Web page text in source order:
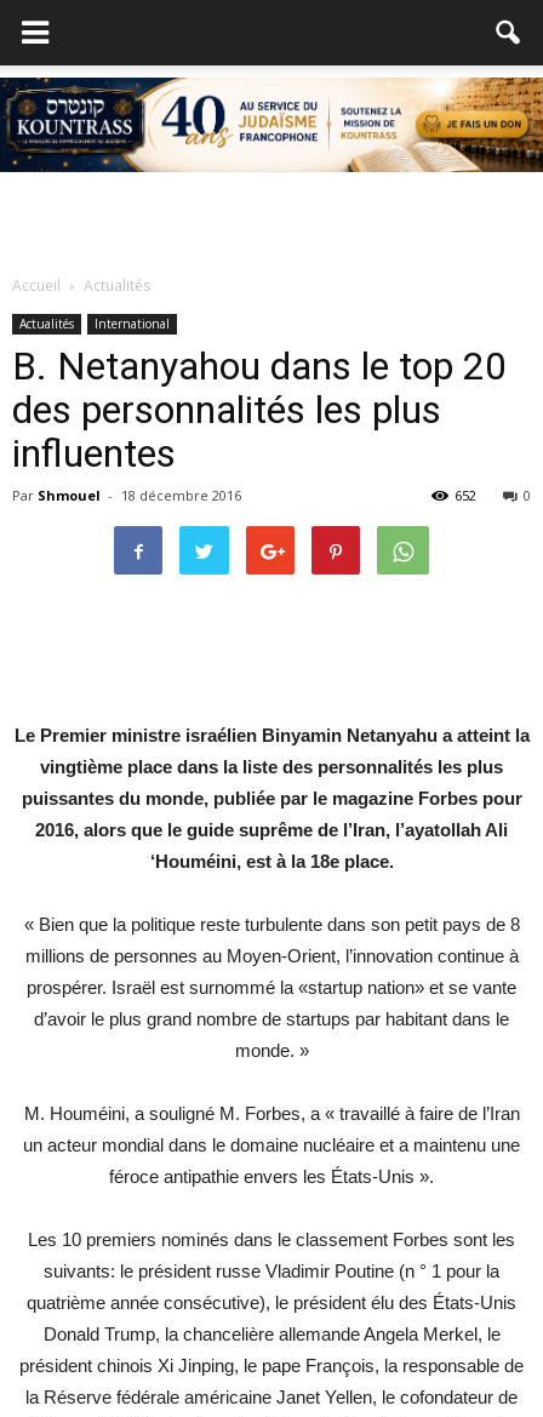
Accueil Actualités
Actualités International
B. Netanyahou dans le top 20
des personnalités les plus
influentes
Par Shmouel - 18 décembre 2016 0
652
Le Premier ministre israélien Binyamin Netanyahu a atteint la
vingtième place dans la liste des personnalités les plus
puissantes du monde, publiée par le magazine Forbes pour
2016, alors que le guide suprême de l’Iran, l’ayatollah Ali
‘Houméini, est à la 18e place.
« Bien que la politique reste turbulente dans son petit pays de 8
millions de personnes au Moyen-Orient, l’innovation continue à
prospérer. Israël est surnommé la «startup nation» et se vante
d’avoir le plus grand nombre de startups par habitant dans le
monde. »
M. Houméini, a souligné M. Forbes, a « travaillé à faire de l’Iran
un acteur mondial dans le domaine nucléaire et a maintenu une
féroce antipathie envers les États-Unis ».
Les 10 premiers nominés dans le classement Forbes sont les
suivants: le président russe Vladimir Poutine (n ° 1 pour la
quatrième année consécutive), le président élu des États-Unis
Donald Trump, la chancelière allemande Angela Merkel, le
président chinois Xi Jinping, le pape François, la responsable de
la Réserve fédérale américaine Janet Yellen, le cofondateur de